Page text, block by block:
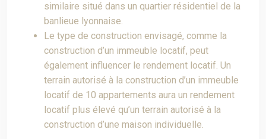
similaire situé dans un quartier résidentiel de la
banlieue lyonnaise.
Le type de construction envisagé, comme la
construction d’un immeuble locatif, peut
également influencer le rendement locatif. Un
terrain autorisé à la construction d’un immeuble
locatif de 10 appartements aura un rendement
locatif plus élevé qu’un terrain autorisé à la
construction d’une maison individuelle.